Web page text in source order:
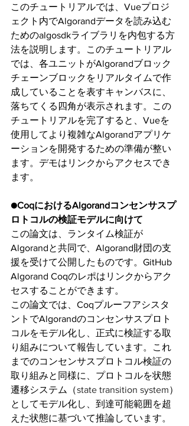
このチュートリアルでは、Vueプロジ
ェクト内でAlgorandデータを読み込む
ためのalgosdkライブラリを内包する方
法を説明します。このチュートリアル
では、各ユニットがAlgorandブロック
チェーンブロックをリアルタイムで作
成していることを表すキャンバスに、
落ちてくる四角が表示されます。この
チュートリアルを完了すると、Vueを
使用してより複雑なAlgorandアプリケ
ーションを開発するための準備が整い
ます。デモはリンクからアクセスでき
ます。
●CoqにおけるAlgorandコンセンサスプ
ロトコルの検証モデルに向けて
この論文は、ランタイム検証が
Algorandと共同で、Algorand財団の支
援を受けて公開したものです。GitHub
Algorand Coqのレポはリンクからアク
セスすることができます。
この論文では、Coqプルーフアシスタ
ントでAlgorandのコンセンサスプロト
コルをモデル化し、正式に検証する取
り組みについて報告しています。これ
までのコンセンサスプロトコル検証の
取り組みと同様に、プロトコルを状態
遷移システム（state transition system）
としてモデル化し、到達可能範囲を超
えた状態に基づいて推論しています。